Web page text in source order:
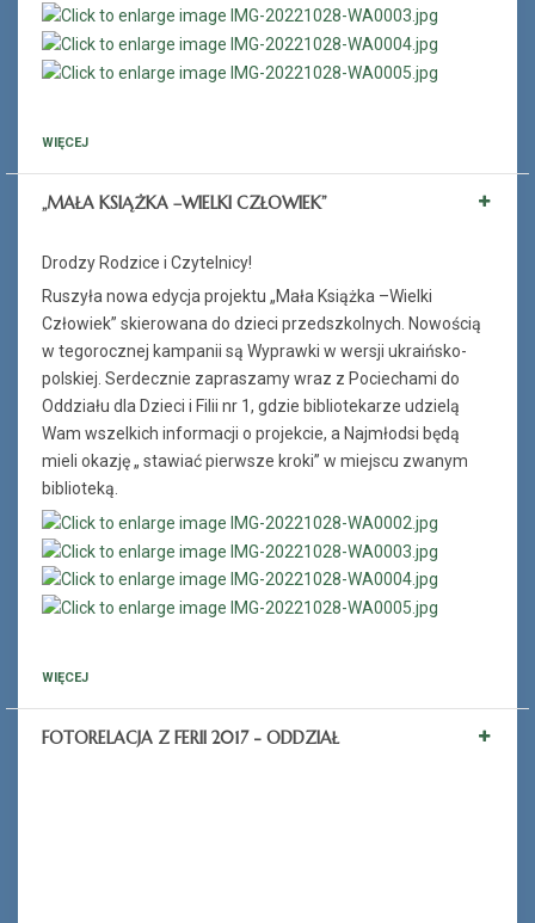
WIĘCEJ
„MAŁA KSIĄŻKA –WIELKI CZŁOWIEK”
Drodzy Rodzice i Czytelnicy!
Ruszyła nowa edycja projektu „Mała Książka –Wielki
Człowiek” skierowana do dzieci przedszkolnych. Nowością
w tegorocznej kampanii są Wyprawki w wersji ukraińsko-
polskiej. Serdecznie zapraszamy wraz z Pociechami do
Oddziału dla Dzieci i Filii nr 1, gdzie bibliotekarze udzielą
Wam wszelkich informacji o projekcie, a Najmłodsi będą
mieli okazję „ stawiać pierwsze kroki” w miejscu zwanym
biblioteką.
WIĘCEJ
FOTORELACJA Z FERII 2017 - ODDZIAŁ